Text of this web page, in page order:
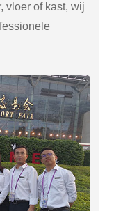
vloer of kast, wij